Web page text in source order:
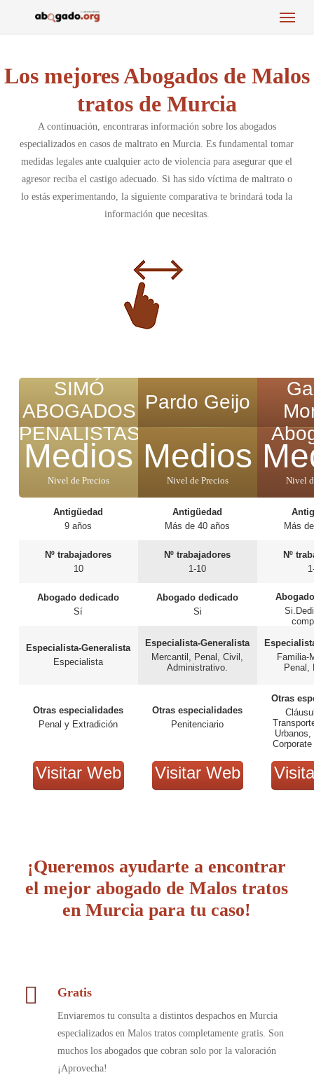
Menu
Los mejores Abogados de Malos
tratos de Murcia
A continuación, encontraras información sobre los abogados
especializados en casos de maltrato en Murcia. Es fundamental tomar
medidas legales ante cualquier acto de violencia para asegurar que el
agresor reciba el castigo adecuado. Si has sido víctima de maltrato o
lo estás experimentando, la siguiente comparativa te brindará toda la
información que necesitas.
SIMÓ
ABOGADOS
PENALISTAS
Medios
Nivel de Precios
Antigüedad
9 años
Nº trabajadores
10
Abogado dedicado
Sí
Especialista-Generalista
Especialista
Otras especialidades
Penal y Extradición
Visitar Web
Pardo Geijo
Medios
Nivel de Precios
Antigüedad
Más de 40 años
Nº trabajadores
1-10
Abogado dedicado
Si
Especialista-Generalista
Mercantil, Penal, Civil,
Administrativo.
Otras especialidades
Penitenciario
Visitar Web
Nivel
Más
Nº
Familia-
Penal,
Otras
¡Queremos ayudarte a encontrar
el mejor abogado de Malos tratos
en Murcia para tu caso!
Gratis
Enviaremos tu consulta a distintos despachos en Murcia
especializados en Malos tratos completamente gratis. Son
muchos los abogados que cobran solo por la valoración
¡Aprovecha!